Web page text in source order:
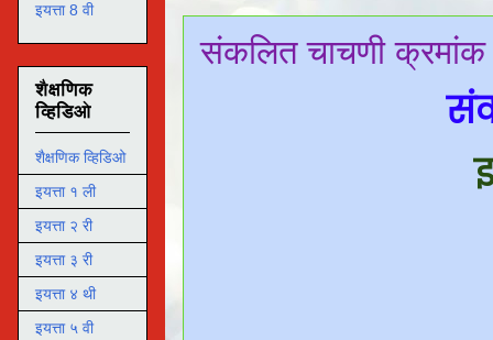
संकलित चाचणी क्रमांक
इयत्ता 8 वी
शैक्षणिक
व्हिडिओ
शैक्षणिक व्हिडिओ
इयत्ता १ ली
इयत्ता २ री
इयत्ता ३ री
इयत्ता ४ थी
इयत्ता ५ वी